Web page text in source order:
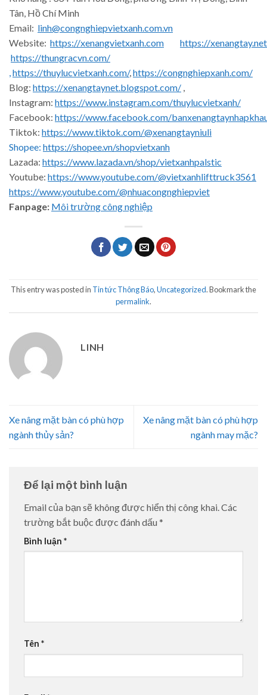
Tân, Hồ Chí Minh
Email: linh@congnghiepvietxanh.com.vn
Website: https://xenangvietxanh.com
https://xenangtay.net
https://thungracvn.com/
https://thuylucvietxanh.com/, https://congnghiepxanh.com/
Blog: https://xenangtaynet.blogspot.com/
Instagram: https://www.instagram.com/thuylucvietxanh/
Facebook: https://www.facebook.com/
Tiktok: https://www.tiktok.com/@xenangtayniuli
Shopee: https://shopee.vn/shopvietxanh
Lazada: https://www.lazada.vn/shop/vietxanhpalstic
Youtube: https://www.youtube.com/@vietxanhlifttruck3561
https://www.youtube.com/@nhuacongnghiepviet
Fanpage: Môi trường công nghiệp
This entry was posted in Tin tức Thông Báo,Uncategorized. Bookmark the
permalink.
LINH
Xe nâng mặt bàn có phù hợp
ngành thủy sản?
Xe nâng mặt bàn có phù hợp
ngành may mặc?
Để lại một bình luận
Email của bạn sẽ không được hiển thị công khai. Các
trường bắt buộc được đánh dấu *
Bình luận *
Tên *